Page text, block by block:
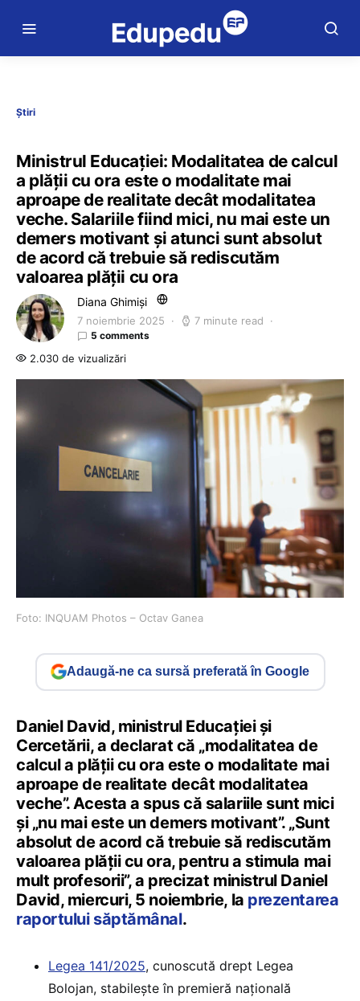
Știri
Ministrul Educației: Modalitatea de calcul
a plății cu ora este o modalitate mai
aproape de realitate decât modalitatea
veche. Salariile fiind mici, nu mai este un
demers motivant și atunci sunt absolut
de acord că trebuie să rediscutăm
valoarea plății cu ora
Diana Ghimiși
7 noiembrie 2025 7 minute read
5 comments
2.030 de vizualizări
Foto: INQUAM Photos – Octav Ganea
Adaugă-ne ca sursă preferată în Google
Daniel David, ministrul Educației și
Cercetării, a declarat că „modalitatea de
calcul a plății cu ora este o modalitate mai
aproape de realitate decât modalitatea
veche”. Acesta a spus că salariile sunt mici
și „nu mai este un demers motivant”. „Sunt
absolut de acord că trebuie să rediscutăm
valoarea plății cu ora, pentru a stimula mai
mult profesorii”, a precizat ministrul Daniel
David, miercuri, 5 noiembrie, la prezentarea
raportului săptămânal.
Legea 141/2025, cunoscută drept Legea
Bolojan, stabilește în premieră națională